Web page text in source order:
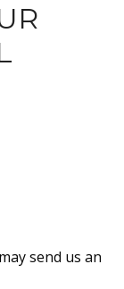
send us an